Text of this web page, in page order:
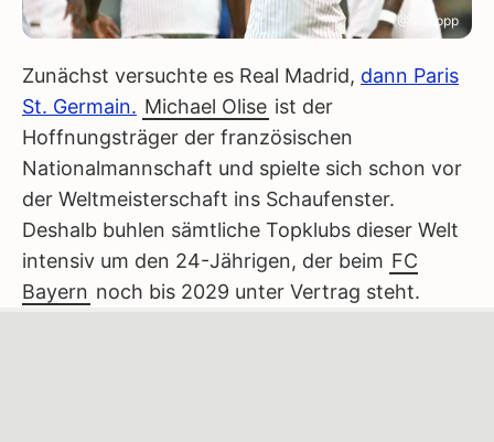
@Maxppp
Zunächst versuchte es Real Madrid, dann Paris
St. Germain. Michael Olise ist der
Hoffnungsträger der französischen
Nationalmannschaft und spielte sich schon vor
der Weltmeisterschaft ins Schaufenster.
Deshalb buhlen sämtliche Topklubs dieser Welt
intensiv um den 24-Jährigen, der beim FC
Bayern noch bis 2029 unter Vertrag steht.